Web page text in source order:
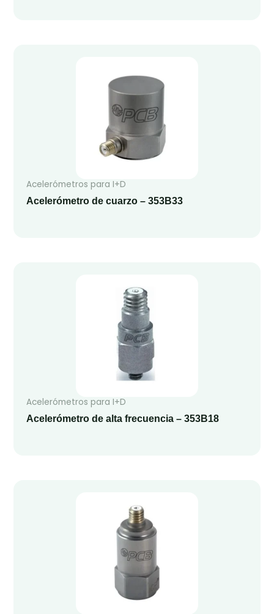
Acelerómetros para I+D
Acelerómetro de cuarzo – 353B33
Acelerómetros para I+D
Acelerómetro de alta frecuencia – 353B18